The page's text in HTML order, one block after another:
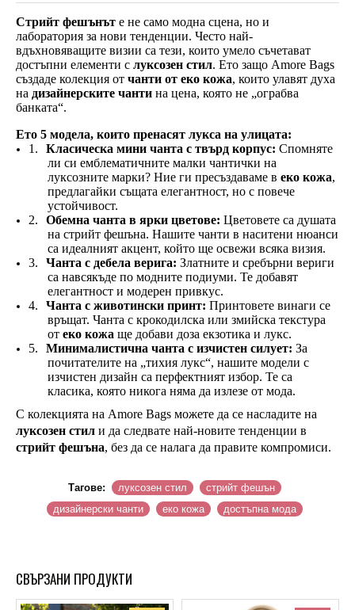
Стрийт фешънът е не само модна сцена, но и
лаборатория за нови тенденции. Често най-
вдъхновяващите визии са тези, които умело съчетават
достъпни елементи с луксозен стил. Ето защо Amore Bags
създаде колекция от чанти от еко кожа, които улавят духа
на дизайнерските чанти на цена, която не „ограбва
банката“.
Ето 5 модела, които пренасят лукса на улицата:
1.
Класическа мини чанта с твърд корпус: Спомняте
ли си емблематичните малки чантички на
луксозните марки? Ние ги пресъздаваме в еко кожа,
предлагайки същата елегантност, но с повече
устойчивост.
2.
Обемна чанта в ярки цветове: Цветовете са душата
на стрийт фешъна. Нашите чанти в наситени нюанси
са идеалният акцент, който ще освежи всяка визия.
3.
Чанта с дебела верига: Златните и сребърни вериги
са навсякъде по модните подиуми. Те добавят
елегантност и модерен привкус.
4.
Чанта с животински принт: Принтовете винаги се
връщат. Чанта с крокодилска или змийска текстура
от еко кожа ще добави доза екзотика и лукс.
5.
Минималистична чанта с изчистен силует: За
почитателите на „тихия лукс“, нашите модели с
изчистен дизайн са перфектният избор. Те са
класика, която никога няма да излезе от мода.
С колекцията на Amore Bags можете да се насладите на
луксозен стил и да следвате най-новите тенденции в
стрийт фешъна, без да се налага да правите компромиси.
Тагове: луксозен стил
стрийт фешън
дизайнерски чанти
еко кожа достъпна мода
СВЪРЗАНИ ПРОДУКТИ